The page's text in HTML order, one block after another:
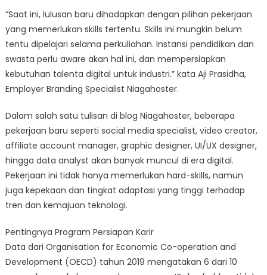
“Saat ini, lulusan baru dihadapkan dengan pilihan pekerjaan
yang memerlukan skills tertentu. Skills ini mungkin belum
tentu dipelajari selama perkuliahan. Instansi pendidikan dan
swasta perlu aware akan hal ini, dan mempersiapkan
kebutuhan talenta digital untuk industri.” kata Aji Prasidha,
Employer Branding Specialist Niagahoster.
Dalam salah satu tulisan di blog Niagahoster, beberapa
pekerjaan baru seperti social media specialist, video creator,
affiliate account manager, graphic designer, UI/UX designer,
hingga data analyst akan banyak muncul di era digital.
Pekerjaan ini tidak hanya memerlukan hard-skills, namun
juga kepekaan dan tingkat adaptasi yang tinggi terhadap
tren dan kemajuan teknologi.
Pentingnya Program Persiapan Karir
Data dari Organisation for Economic Co-operation and
Development (OECD) tahun 2019 mengatakan 6 dari 10